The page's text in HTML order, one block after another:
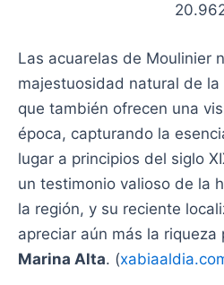
Las acuarelas de Moulinier
majestuosidad natural de la
que también ofrecen una
época, capturando la
lugar a principios del siglo
un testimonio valioso de la
la región, y su reciente
apreciar aún más la riqueza
Marina Alta. (